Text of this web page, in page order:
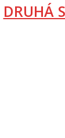
DRUHÁ